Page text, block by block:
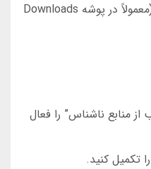
– فایل دانلود شده را پیدا کنید (معمولاً در پوشه Downloads
منابع ناشناس” را فعال